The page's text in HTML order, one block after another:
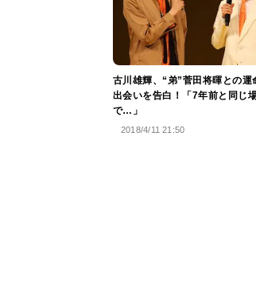
古川雄輝、“弟”菅田将暉との運
出会いを告白！「7年前と同じ
で…」
2018/4/11 21:50